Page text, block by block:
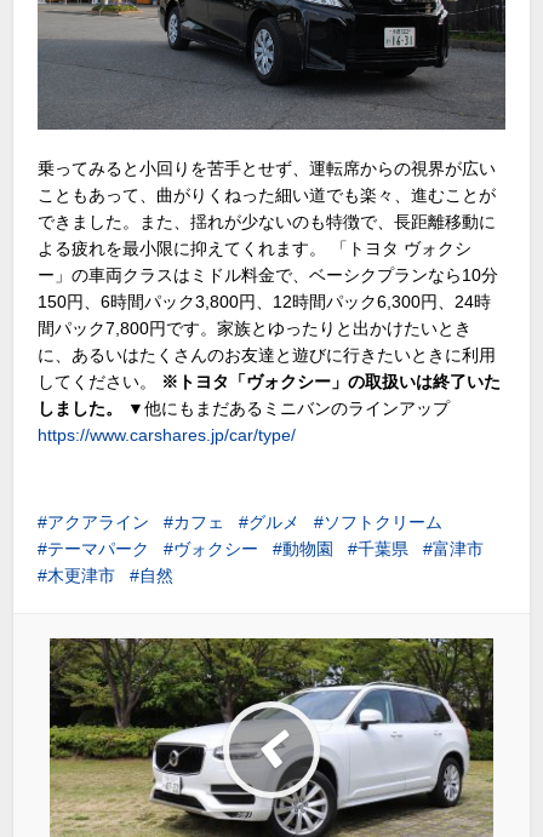
乗ってみると小回りを苦手とせず、運転席からの視界が広い
こともあって、曲がりくねった細い道でも楽々、進むことが
できました。また、揺れが少ないのも特徴で、長距離移動に
よる疲れを最小限に抑えてくれます。 「トヨタ ヴォクシ
ー」の車両クラスはミドル料金で、ベーシクプランなら10分
150円、6時間パック3,800円、12時間パック6,300円、24時
間パック7,800円です。家族とゆったりと出かけたいとき
に、あるいはたくさんのお友達と遊びに行きたいときに利用
してください。
※トヨタ「ヴォクシー」の取扱いは終了いた
しました。
▼他にもまだあるミニバンのラインアップ
https://www.carshares.jp/car/type/
アクアライン カフェ グルメ
ソフトクリーム
テーマパーク
ヴォクシー 動物園 千葉県
富津市
木更津市
自然